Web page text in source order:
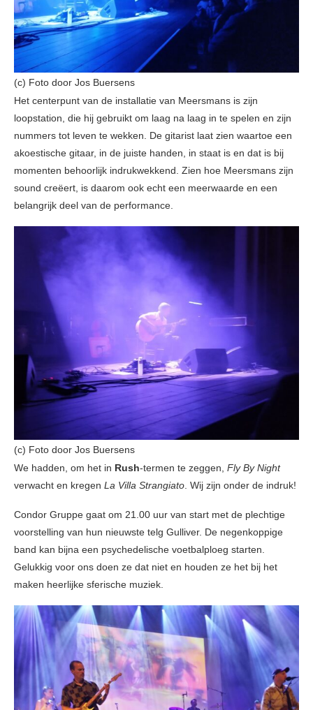
(c) Foto door Jos Buersens
Het centerpunt van de installatie van Meersmans is zijn
loopstation, die hij gebruikt om laag na laag in te spelen en zijn
nummers tot leven te wekken. De gitarist laat zien waartoe een
akoestische gitaar, in de juiste handen, in staat is en dat is bij
momenten behoorlijk indrukwekkend. Zien hoe Meersmans zijn
sound creëert, is daarom ook echt een meerwaarde en een
belangrijk deel van de performance.
(c) Foto door Jos Buersens
We hadden, om het in Rush-termen te zeggen, Fly By Night
verwacht en kregen La Villa Strangiato . Wij zijn onder de indruk!
Condor Gruppe gaat om 21.00 uur van start met de plechtige
voorstelling van hun nieuwste telg Gulliver. De negenkoppige
band kan bijna een psychedelische voetbalploeg starten.
Gelukkig voor ons doen ze dat niet en houden ze het bij het
maken heerlijke sferische muziek.